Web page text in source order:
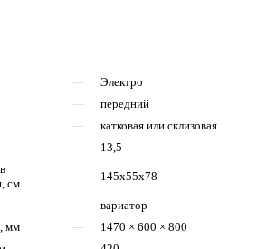
—
Электро
—
передний
—
катковая или склизовая
—
13,5
см
— 145х55х78
—
вариатор
мм
—
1470 × 600 × 800